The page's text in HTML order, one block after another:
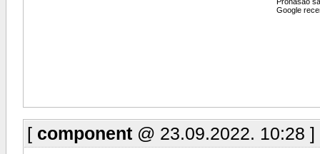
Google
[ component @ 23.09.2022. 10:28 ]